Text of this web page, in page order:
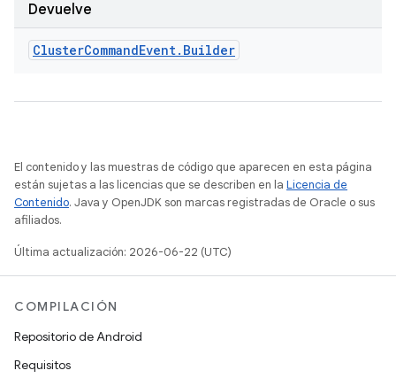
Devuelve
ClusterCommandEvent. Builder
El contenido y las muestras de código que aparecen en esta página
están sujetas a las licencias que se describen en la Licencia de
Contenido. Java y OpenJDK son marcas registradas de Oracle o sus
afiliados.
Última actualización: 2026-06-22 (UTC)
COMPILACIÓN
Repositorio de Android
Requisitos